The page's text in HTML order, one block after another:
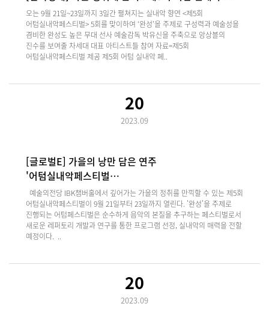
오는 9월 21일~23일까지 3일간 펼쳐지는 실내악 향연 <제5회
어텀실내악페스티벌> 5회를 맞이하여 ‘완성’을 주제로 구성력과 예술성을
겸비한 완성도 높은 무대 선사 예술감독 박유신을 주축으로 앙상블의
진수를 보여줄 차세대 대표 아티스트들 참여 자료=제5회
어텀실내악페스티벌 제공 제5회 어텀 실내악 페..
20
2023.09
[글로벌E] 가을의 낭만 담은 연주
'어텀실내악페스티벌…
예술의전당 IBK챔버홀에서 깊어가는 가을의 정취를 만끽할 수 있는 제5회
어텀실내악페스티벌이 9월 21일부터 23일까지 열린다. '완성'을 주제로
진행되는 어텀페스티벌은 순수하게 음악의 본질을 추구하는 페스티벌로서
새로운 레퍼토리 개발과 연구를 통한 프로그램 선정, 실내악의 매력을 전할
예정이다. ..
20
2023.09